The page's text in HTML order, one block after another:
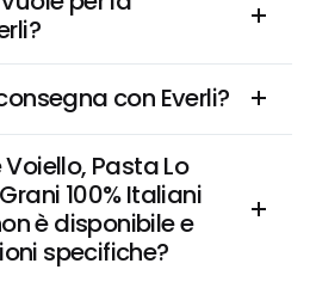
con Everli?
Pasta Lo
100% Italiani
è disponibile e
specifiche?